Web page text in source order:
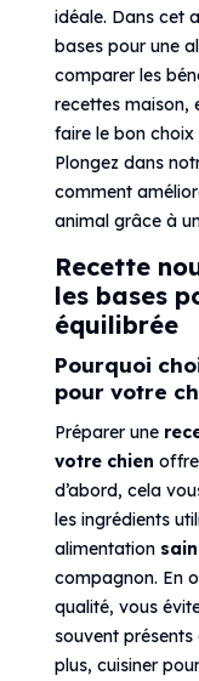
idéale. Dans cet
bases pour une
comparer les
recettes maison,
faire le bon
Plongez dans
comment
animal grâce à
Recette
les bases
équilibrée
Pourquoi
pour votre
Préparer une
votre chien
d’abord, cela
les ingrédients
alimentation
compagnon. En
qualité, vous
souvent
plus, cuisiner